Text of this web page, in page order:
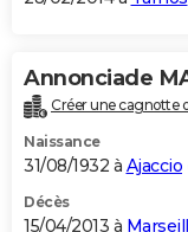
Annonciade
Créer une cagnotte
Naissance
31/08/1932 à Ajaccio
Décès
15/04/2013 à